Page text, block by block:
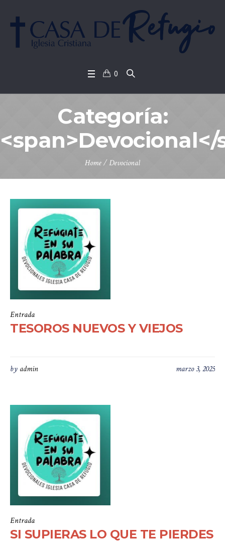
0
Categoría:
<span>Devocional</
Home/Devocional
Entrada
TESOROS NUEVOS Y VIEJOS
marzo 3, 2025
by admin
Entrada
SI SUPIERAS LO QUE TE PIERDES